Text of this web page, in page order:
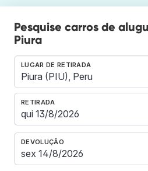
Pesquise carros de
Piura
LUGAR DE RETIRADA
RETIRADA
DEVOLUÇÃO